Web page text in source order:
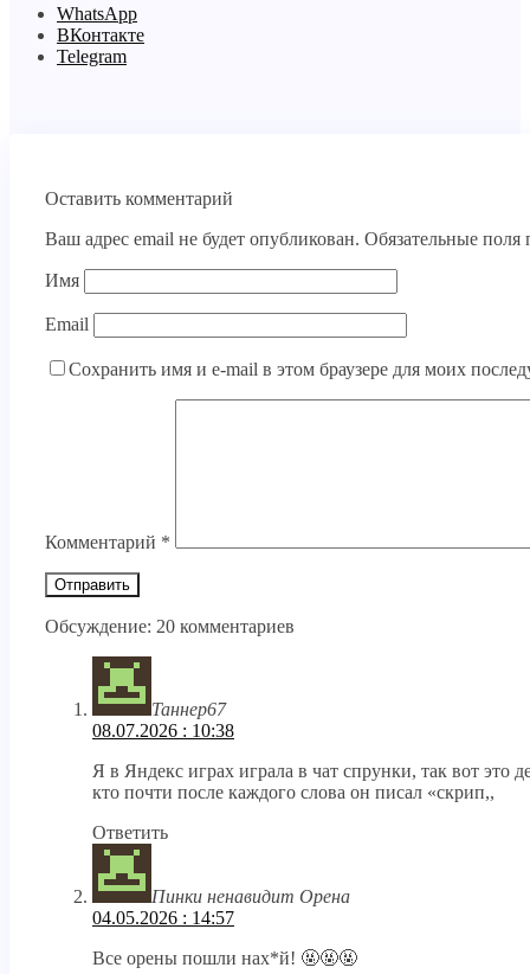
WhatsApp
ВКонтакте
Telegram
Оставить комментарий
Ваш адрес email не будет опубликован. Обязательные
Имя
Email
Сохранить имя и e-mail в этом браузере для моих
Комментарий *
Обсуждение: 20 комментариев
Таннер67
08.07.2026 : 10:38
Я в Яндекс играх играла в чат спрунки, так вот это
кто почти после каждого слова он писал «скрип,,
Ответить
Пинки ненавидит Орена
04.05.2026 : 14:57
Все орены пошли нах*й! 🤬🤬🤬